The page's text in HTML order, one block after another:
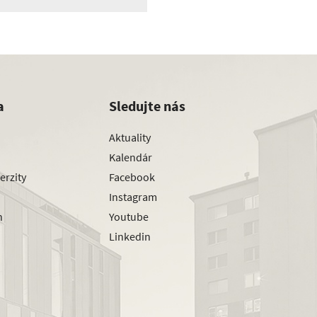
Sledujte nás
Aktuality
Kalendár
Facebook
Instagram
Youtube
Linkedin